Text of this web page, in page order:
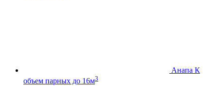
Анапа К
объем парных до 16м3